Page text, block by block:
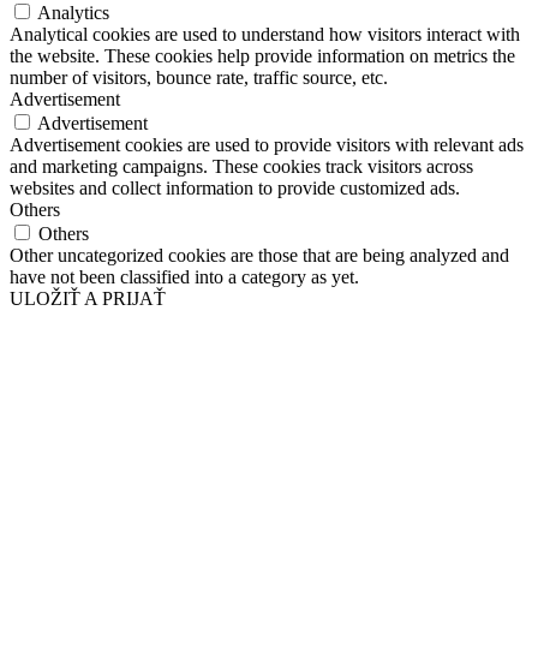
Analytics
Analytical cookies are used to understand how visitors interact with
the website. These cookies help provide information on metrics the
number of visitors, bounce rate, traffic source, etc.
Advertisement
Advertisement
Advertisement cookies are used to provide visitors with relevant ads
and marketing campaigns. These cookies track visitors across
websites and collect information to provide customized ads.
Others
Others
Other uncategorized cookies are those that are being analyzed and
have not been classified into a category as yet.
ULOŽIŤ A PRIJAŤ